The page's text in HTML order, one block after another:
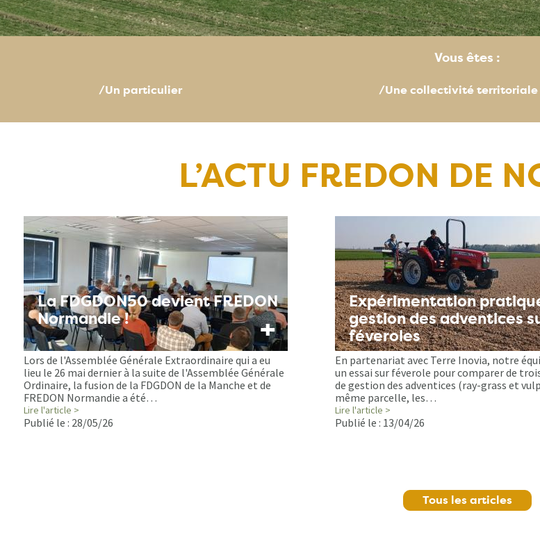
Vous êtes :
/Un particulier /Une collectivité territoriale
L’ACTU FREDON DE
La FDGDON50 devient FREDON
Normandie !
+
Lors de l'Assemblée Générale Extraordinaire qui a eu
lieu le 26 mai dernier à la suite de l'Assemblée Générale
Ordinaire, la fusion de la FDGDON de la Manche et de
FREDON Normandie a été…
Lire l'article >
Publié le : 28/05/26
Expérimentation
gestion des adventices
féveroles
En partenariat avec Terre Inovia, notre
un essai sur féverole pour comparer de
de gestion des adventices (ray-grass et
même parcelle, les…
Lire l'article >
Publié le : 13/04/26
Tous les articles